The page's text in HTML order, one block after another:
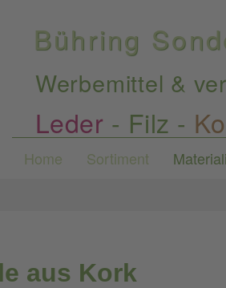
Bühring
Werbemittel &
Leder - Filz -
Home Sortiment
aus Kork